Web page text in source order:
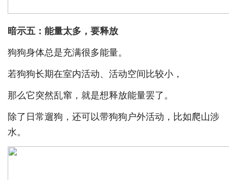
暗示五：能量太多，要释放
狗狗身体总是充满很多能量。
若狗狗长期在室内活动、活动空间比较小，
那么它突然乱窜，就是想释放能量罢了。
除了日常遛狗，还可以带狗狗户外活动，比如爬山涉
水。